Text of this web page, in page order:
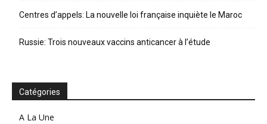
Centres d’appels: La nouvelle loi française inquiète le Maroc
Russie: Trois nouveaux vaccins anticancer à l’étude
Catégories
A La Une